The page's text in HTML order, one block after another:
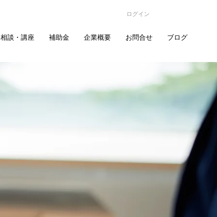
ログイン
相談・講座 補助金 企業概要 お問合せ ブログ